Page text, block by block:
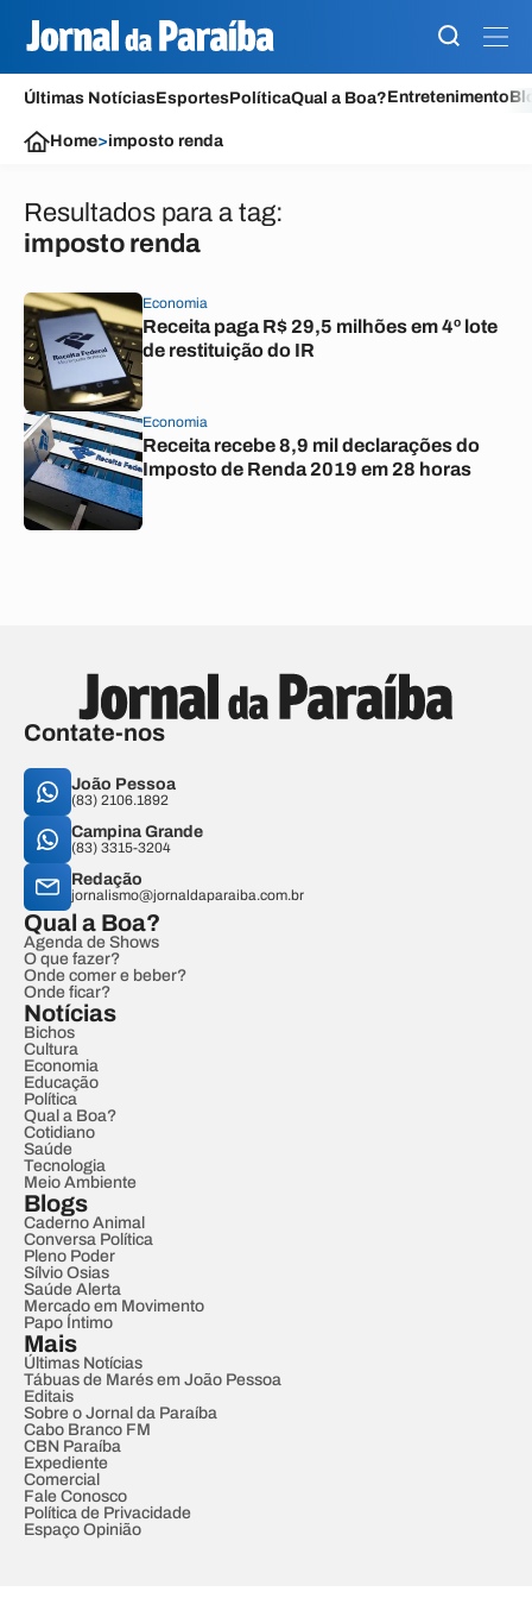
Últimas NotíciasEsportesPolíticaQual a Boa?Entretenimento
Home>imposto renda
Resultados para a tag:
imposto renda
Economia
Receita paga R$ 29,5 milhões em 4º lote
de restituição do IR
Economia
Receita recebe 8,9 mil declarações do
Imposto de Renda 2019 em 28 horas
Contate-nos
João Pessoa
(83) 2106.1892
Campina Grande
(83) 3315-3204
Redação
jornalismo@jornaldaparaiba.com.br
Qual a Boa?
Agenda de Shows
O que fazer?
Onde comer e beber?
Onde ficar?
Notícias
Bichos
Cultura
Economia
Educação
Política
Qual a Boa?
Cotidiano
Saúde
Tecnologia
Meio Ambiente
Blogs
Caderno Animal
Conversa Política
Pleno Poder
Sílvio Osias
Saúde Alerta
Mercado em Movimento
Papo Íntimo
Mais
Últimas Notícias
Tábuas de Marés em João Pessoa
Editais
Sobre o Jornal da Paraíba
Cabo Branco FM
CBN Paraíba
Expediente
Comercial
Fale Conosco
Política de Privacidade
Espaço Opinião